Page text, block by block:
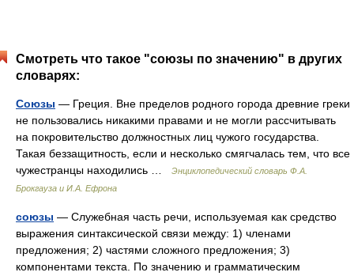
Смотреть что такое "союзы по значению" в других
словарях:
Союзы — Греция. Вне пределов родного города древние греки
не пользовались никакими правами и не могли рассчитывать
на покровительство должностных лиц чужого государства.
Такая беззащитность, если и несколько смягчалась тем, что все
чужестранцы находились …
Энциклопедический словарь Ф.А.
Брокгауза и И.А. Ефрона
союзы — Служебная часть речи, используемая как средство
выражения синтаксической связи между: 1) членами
предложения; 2) частями сложного предложения; 3)
компонентами текста. По значению и грамматическим